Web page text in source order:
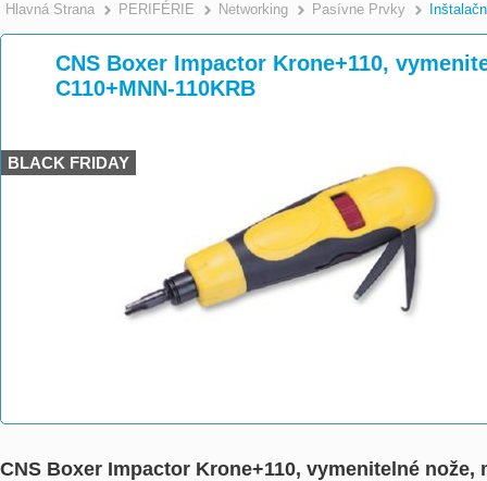
Hlavná Strana >
PERIFÉRIE >
Networking >
Pasívne Prvky
CNS Boxer Impactor Krone+110,
C110+MNN-110KRB
BLACK FRIDAY
CNS Boxer Impactor Krone+110, vymenitelné nože,